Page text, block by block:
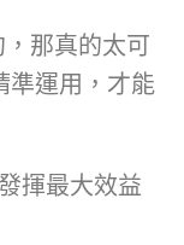
那真的太可
準運用，才能
揮最大效益